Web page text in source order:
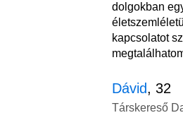
dolgokban
kapcsolatot
Dávid, 32
Társkereső